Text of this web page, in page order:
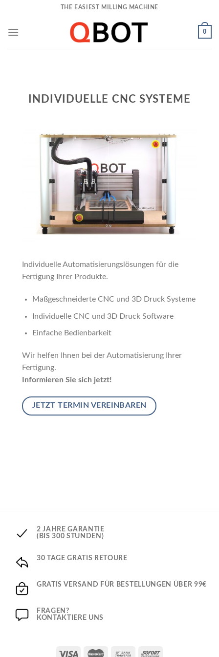
content
THE EASIEST MILLING MACHINE
0
INDIVIDUELLE CNC SYSTEME
Individuelle Automatisierungslösungen für die
Fertigung Ihrer Produkte.
Maßgeschneiderte CNC und 3D Druck Systeme
Individuelle CNC und 3D Druck Software
Einfache Bedienbarkeit
Wir helfen Ihnen bei der Automatisierung Ihrer
Fertigung.
Informieren Sie sich jetzt!
JETZT TERMIN VEREINBAREN
2 JAHRE GARANTIE
(BIS 300 STUNDEN)
30 TAGE GRATIS RETOURE
GRATIS VERSAND FÜR BESTELLUNGEN ÜBER 99€
FRAGEN?
KONTAKTIERE UNS